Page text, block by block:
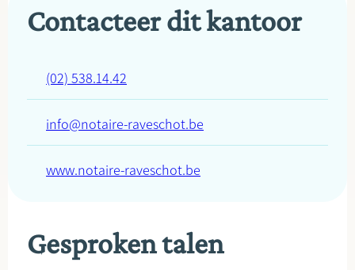
Contacteer dit kantoor
(02) 538.14.42
info@notaire-raveschot.be
www.notaire-raveschot.be
Gesproken talen